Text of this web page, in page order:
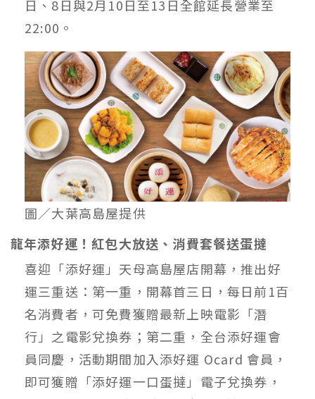
日、8日與2月10日至13日全館延長營業至
22:00。
圖／大葉高島屋提供
龍年添好運！紅包大放送、消費套餐送蛋撻
喜迎「添好運」天母高島屋店開幕，推出好
運三重送：第一重，開幕首三日，每日前1百
名消費者，可免費獲贈最新上映電影「潛
行」之電影兌換券；第二重，全台添好運會
員同慶，活動期間加入添好運 Ocard 會員，
即可獲贈「添好運一口蛋撻」電子兌換券，